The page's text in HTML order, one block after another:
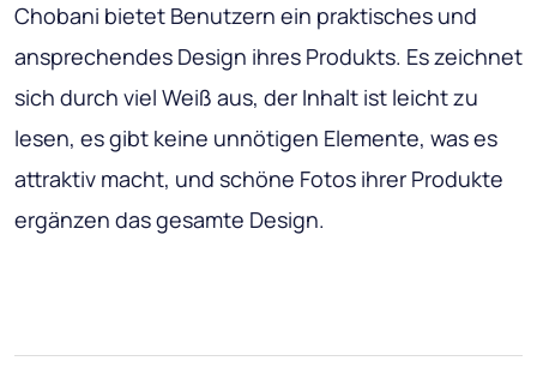
Chobani bietet Benutzern ein praktisches und
ansprechendes Design ihres Produkts. Es zeichnet
sich durch viel Weiß aus, der Inhalt ist leicht zu
lesen, es gibt keine unnötigen Elemente, was es
attraktiv macht, und schöne Fotos ihrer Produkte
ergänzen das gesamte Design.